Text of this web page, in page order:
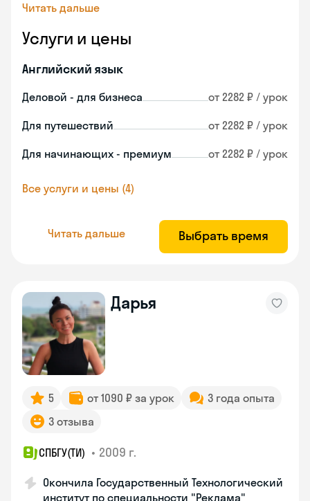
Читать дальше
Услуги и цены
Английский язык
Деловой - для бизнеса от 2282 ₽ / урок
Для путешествий от 2282 ₽ / урок
Для начинающих - премиум от 2282 ₽ / урок
Все услуги и цены (4)
Читать дальше Выбрать время
Дарья
5 от 1090 ₽ за урок
3 года опыта
3 отзыва
СПБГУ(ТИ) • 2009 г.
Окончила Государственный Технологический
институт по специальности "Реклама"